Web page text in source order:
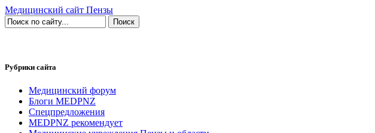
Медицинский сайт Пензы
Рубрики сайта
Медицинский форум
Блоги MEDPNZ
Спецпредложения
MEDPNZ рекомендует